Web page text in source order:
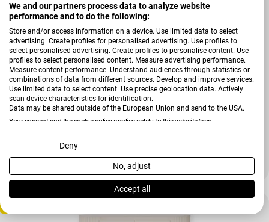
We and our partners process data to analyze website
performance and to do the following:
Store and/or access information on a device. Use limited data to select
advertising. Create profiles for personalised advertising. Use profiles to
select personalised advertising. Create profiles to personalise content. Use
profiles to select personalised content. Measure advertising performance.
Measure content performance. Understand audiences through statistics or
combinations of data from different sources. Develop and improve services.
Use limited data to select content. Use precise geolocation data. Actively
scan device characteristics for identification.
Data may be shared outside of the European Union and send to the USA.
Your consent and the cookie policy applies solely to this website/app.
View Partner List (2 IAB Vendors)
We use your data for the following purposes:
IAB processing purposes:
Deny
No, adjust
Accept all
Vitrinenschrank Kamerun
Verkaufspreis
Regulärer Preis